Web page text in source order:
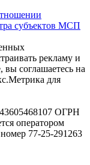
субъектов МСП
рекламу и
вы соглашаетесь на
для
ОГРН
оператором
77-25-291263